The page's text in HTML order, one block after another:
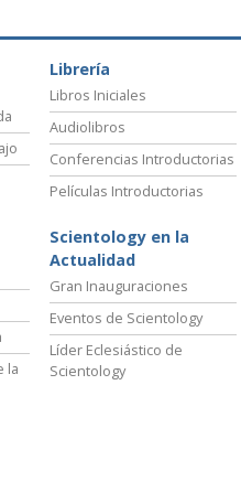
la
Librería
Libros Iniciales
Audiolibros
Conferencias Introductorias
Películas Introductorias
Scientology en la
Actualidad
Gran Inauguraciones
Eventos de Scientology
Líder Eclesiástico de
Scientology